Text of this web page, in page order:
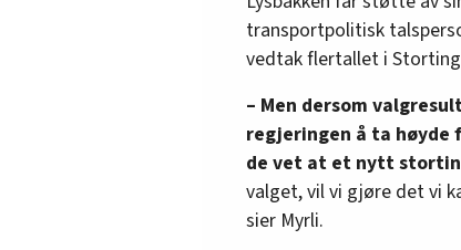
transportpolitisk
vedtak flertallet i
– Men dersom
regjeringen å ta høyde
de vet at et nytt
valget, vil vi gjøre det vi
sier Myrli.